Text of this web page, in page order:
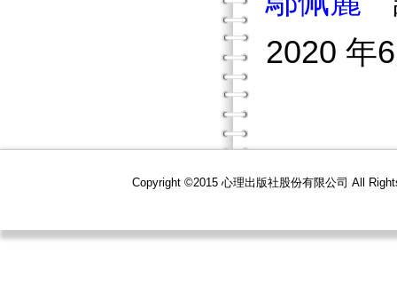
2020 年
Copyright ©2015 心理出版社股份有限公司 All